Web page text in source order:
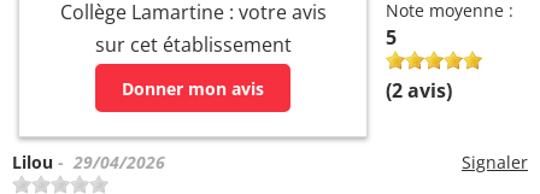
Collège Lamartine : votre avis
sur cet établissement
Donner mon avis
Note moyenne :
5
(2avis)
Signaler
Lilou - 29/04/2026